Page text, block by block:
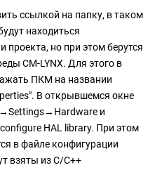
ссылкой на папку, в таком
находиться
проекта, но при этом берутся
CM-LYNX. Для этого в
ПКМ на названии
В открывшемся окне
и
HAL library. При этом
в файле конфигурации
взяты из C/C++